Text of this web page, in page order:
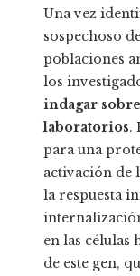
Una vez
sospechoso
poblaciones
los
indagar
laboratorios.
para una
activación de
la respuesta
en las células
de este gen,